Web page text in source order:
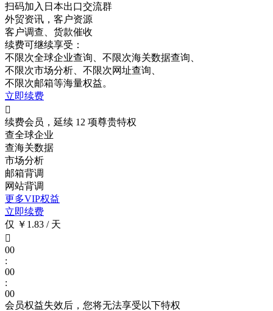
扫码加入日本出口交流群
外贸资讯，客户资源
客户调查、货款催收
续费可继续享受：
不限次全球企业查询、 不限次海关数据查询、
不限次市场分析、 不限次网址查询、
不限次邮箱等海量权益。
立即续费

续费会员，延续 12 项尊贵特权
查全球企业
查海关数据
市场分析
邮箱背调
网站背调
更多VIP权益
立即续费
仅 ￥1.83 / 天

00
:
00
:
00
会员权益失效后，您将无法享受以下特权